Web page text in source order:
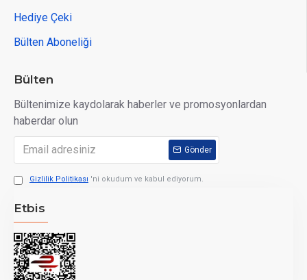
Hediye Çeki
Bülten Aboneliği
Bülten
Bültenimize kaydolarak haberler ve promosyonlardan
haberdar olun
Gönder
Gizlilik Politikası 'ni okudum ve kabul ediyorum.
Etbis